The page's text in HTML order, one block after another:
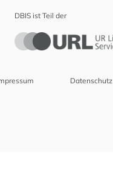
DBIS ist Teil der
Datenschutz